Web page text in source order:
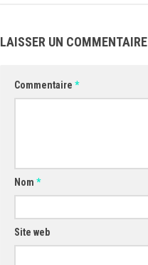
LAISSER UN COMMENTAIRE
Commentaire *
Nom *
Site web